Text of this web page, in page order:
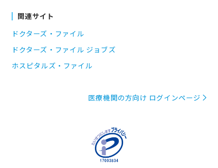
関連サイト
ドクターズ・ファイル
ドクターズ・ファイル ジョブズ
ホスピタルズ・ファイル
医療機関の方向け ログインページ